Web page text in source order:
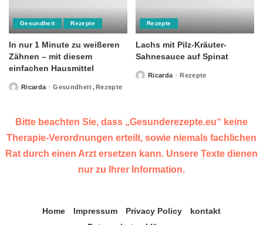
Gesundheit Rezepte
In nur 1 Minute zu weißeren
Zähnen – mit diesem
einfachen Hausmittel
PostedRicarda Gesundheit Rezepte
Rezepte
Lachs mit Pilz-Kräuter-
Sahnesauce auf Spinat
PostedRicarda Rezepte
Bitte beachten Sie, dass „Gesunderezepte.eu“ keine
Therapie-Verordnungen erteilt, sowie niemals fachlichen
Rat durch einen Arzt ersetzen kann. Unsere Texte dienen
nur zu Ihrer Information.
Home Impressum Privacy Policy
kontakt